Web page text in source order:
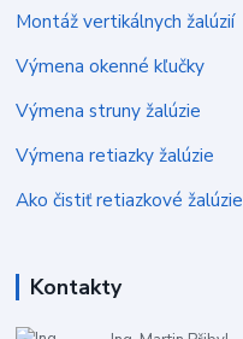
Montáž vertikálnych žalúzií
Výmena okenné kľučky
Výmena struny žalúzie
Výmena retiazky žalúzie
Ako čistiť retiazkové žalúzie
Kontakty